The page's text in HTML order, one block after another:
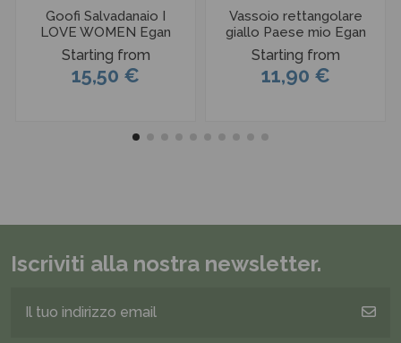
Goofi Salvadanaio I
LOVE WOMEN Egan
Starting from
15,50 €
Vassoio rettangolare
giallo Paese mio Egan
Starting from
11,90 €
Iscriviti alla nostra newsletter.